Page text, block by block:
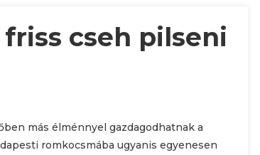
cseh pilseni
más élménnyel gazdagodhatnak a
romkocsmába ugyanis egyenesen